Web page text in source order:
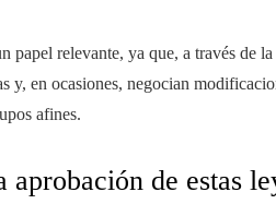
papel relevante, ya que, a través de
y, en ocasiones, negocian
afines.
de estas